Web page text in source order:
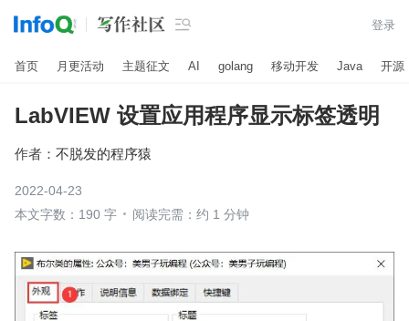
 登录
首页 月更活动 主题征文 AI golang 移动开发 Java 开源
LabVIEW 设置应用程序显示标签透明
作者： 不脱发的程序猿
2022-04-23
本文字数：190 字
阅读完需：约 1 分钟